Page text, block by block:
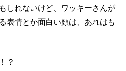
しれないけど、ワッキーさんが
表情とか面白い顔は、あれはも
？